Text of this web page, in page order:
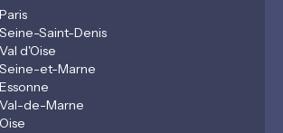
Saint-Denis
d'Oise
et-Marne
de-Marne